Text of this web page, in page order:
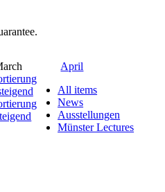
April
All items
News
Ausstellungen
Münster Lectures